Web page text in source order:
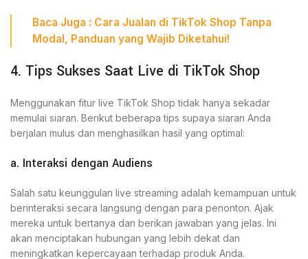
Baca Juga : Cara Jualan di TikTok Shop Tanpa
Modal, Panduan yang Wajib Diketahui!
4. Tips Sukses Saat Live di TikTok Shop
Menggunakan fitur live TikTok Shop tidak hanya sekadar
memulai siaran. Berikut beberapa tips supaya siaran Anda
berjalan mulus dan menghasilkan hasil yang optimal:
a. Interaksi dengan Audiens
Salah satu keunggulan live streaming adalah kemampuan untuk
berinteraksi secara langsung dengan para penonton. Ajak
mereka untuk bertanya dan berikan jawaban yang jelas. Ini
akan menciptakan hubungan yang lebih dekat dan
meningkatkan kepercayaan terhadap produk Anda.